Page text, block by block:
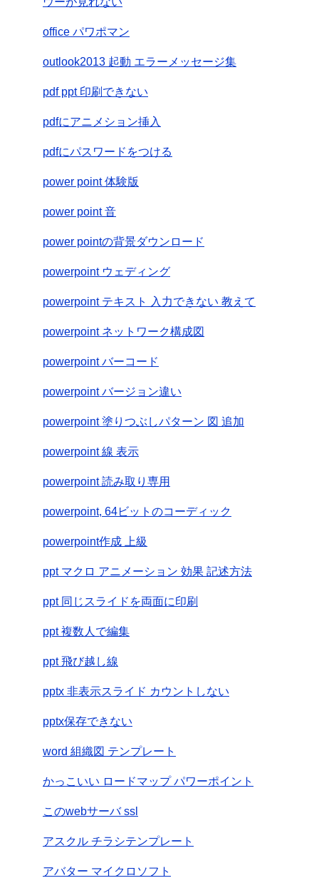
office パワポマン
outlook2013 起動 エラーメッセージ集
pdf ppt 印刷できない
pdfにアニメション挿入
pdfにパスワードをつける
power point 体験版
power point 音
power pointの背景ダウンロード
powerpoint ウェディング
powerpoint テキスト 入力できない 教えて
powerpoint ネットワーク構成図
powerpoint バーコード
powerpoint バージョン違い
powerpoint 塗りつぶしパターン 図 追加
powerpoint 線 表示
powerpoint 読み取り専用
powerpoint, 64ビットのコーディック
powerpoint作成 上級
ppt マクロ アニメーション 効果 記述方法
ppt 同じスライドを両面に印刷
ppt 複数人で編集
ppt 飛び越し線
pptx 非表示スライド カウントしない
pptx保存できない
word 組織図 テンプレート
かっこいい ロードマップ パワーポイント
このwebサーバ ssl
アスクル チラシテンプレート
アバター マイクロソフト